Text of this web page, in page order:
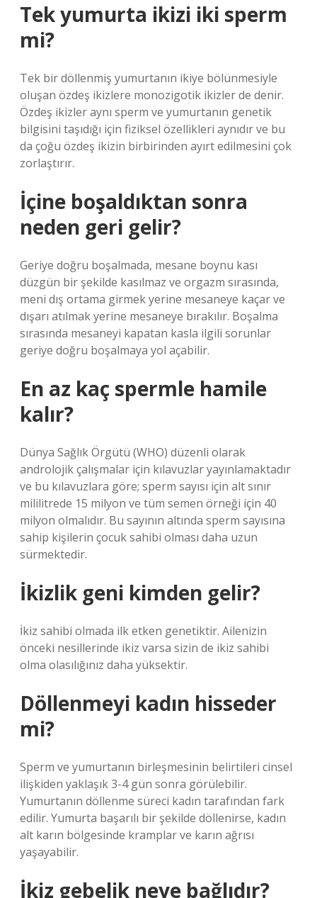
Tek yumurta ikizi iki sperm
mi?
Tek bir döllenmiş yumurtanın ikiye bölünmesiyle
oluşan özdeş ikizlere monozigotik ikizler de denir.
Özdeş ikizler aynı sperm ve yumurtanın genetik
bilgisini taşıdığı için fiziksel özellikleri aynıdır ve bu
da çoğu özdeş ikizin birbirinden ayırt edilmesini çok
zorlaştırır.
İçine boşaldıktan sonra
neden geri gelir?
Geriye doğru boşalmada, mesane boynu kası
düzgün bir şekilde kasılmaz ve orgazm sırasında,
meni dış ortama girmek yerine mesaneye kaçar ve
dışarı atılmak yerine mesaneye bırakılır. Boşalma
sırasında mesaneyi kapatan kasla ilgili sorunlar
geriye doğru boşalmaya yol açabilir.
En az kaç spermle hamile
kalır?
Dünya Sağlık Örgütü (WHO) düzenli olarak
androlojik çalışmalar için kılavuzlar yayınlamaktadır
ve bu kılavuzlara göre; sperm sayısı için alt sınır
mililitrede 15 milyon ve tüm semen örneği için 40
milyon olmalıdır. Bu sayının altında sperm sayısına
sahip kişilerin çocuk sahibi olması daha uzun
sürmektedir.
İkizlik geni kimden gelir?
İkiz sahibi olmada ilk etken genetiktir. Ailenizin
önceki nesillerinde ikiz varsa sizin de ikiz sahibi
olma olasılığınız daha yüksektir.
Döllenmeyi kadın hisseder
mi?
Sperm ve yumurtanın birleşmesinin belirtileri cinsel
ilişkiden yaklaşık 3-4 gün sonra görülebilir.
Yumurtanın döllenme süreci kadın tarafından fark
edilir. Yumurta başarılı bir şekilde döllenirse, kadın
alt karın bölgesinde kramplar ve karın ağrısı
yaşayabilir.
İkiz gebelik neye bağlıdır?